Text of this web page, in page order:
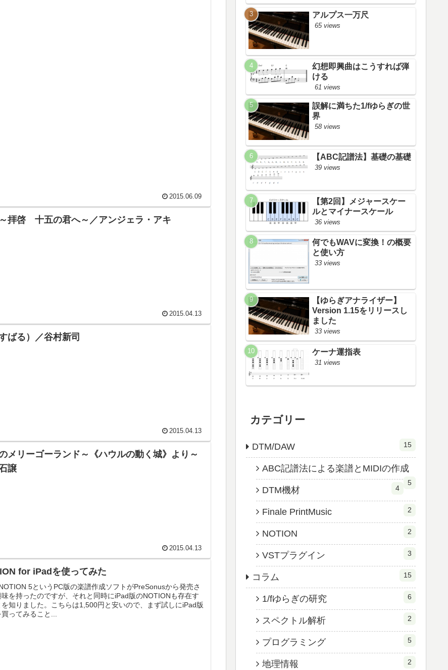
2015.06.09
拝啓 十五の君へ～／アンジェラ・アキ
2015.04.13
ばる）／谷村新司
2015.04.13
メリーゴーランド～《ハウルの動く城》より～
譲
2015.04.13
for iPadを使ってみた
5というPC版の楽譜作成ソフトがPreSonusから発売さ
味を持ったのですが、それと同時にiPad版のNOTIONも存在す
を知りました。こちらは1,500円と安いので、まず試しにiPad版
ってみること...
アルプス一万尺
65 views
幻想即興曲はこうすれば弾
ける
61 views
誤解に満ちた1/fゆらぎの世
界
58 views
【ABC記譜法】基礎の基礎
39 views
【第2回】メジャースケー
ルとマイナースケール
36 views
何でもWAVに変換！の概要
と使い方
33 views
【ゆらぎアナライザー】
Version 1.15をリリースし
ました
33 views
ケーナ運指表
31 views
カテゴリー
DTM/DAW 15
ABC記譜法による楽譜とMIDIの作成
5
DTM機材 4
Finale PrintMusic 2
NOTION 2
VSTプラグイン 3
コラム 15
1/fゆらぎの研究 6
スペクトル解析 2
プログラミング 5
地理情報 2